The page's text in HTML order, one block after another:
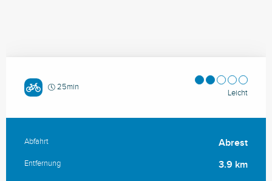
25min
Leicht
Praktische Informationen
Abfahrt Abrest
Entfernung 3.9 km